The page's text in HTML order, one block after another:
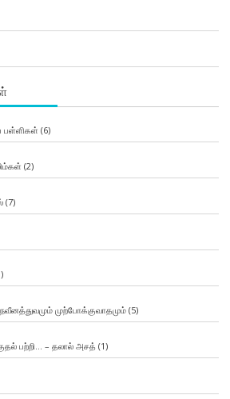
பள்ளிகள் (6)
(2)
(7)
முற்போக்குவாதமும்(5)
பற்றி… – தலால் அசத் (1)